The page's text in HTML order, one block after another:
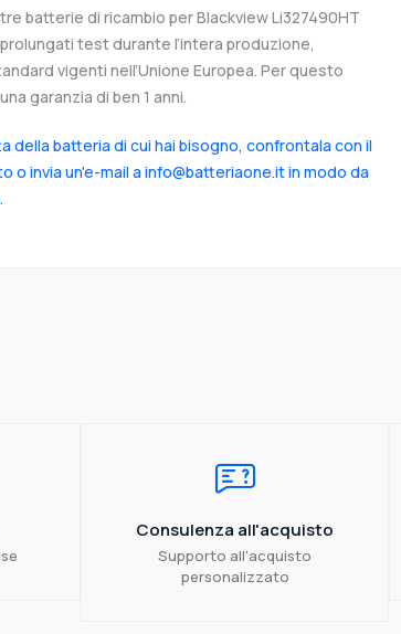
batterie di ricambio per Blackview Li327490HT
test durante l’intera produzione,
vigenti nell’Unione Europea. Per questo
garanzia di ben 1 anni.
della batteria di cui hai bisogno, confrontala con il
o invia un'e-mail a info@batteriaone.it in modo da
Consulenza all'acquisto
Supporto all'acquisto
personalizzato